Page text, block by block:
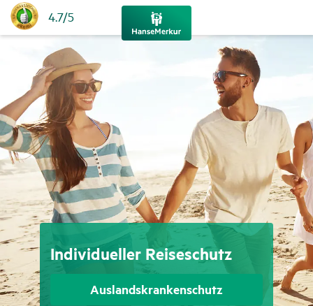
4.7/5
Indi­vi­du­eller Reise­schutz
Auslands­kran­ken­schutz